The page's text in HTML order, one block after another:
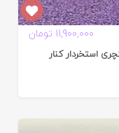
11,900,000 تومان
استخردار کنار